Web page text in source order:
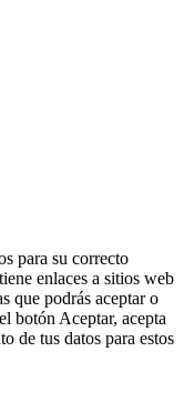
para su correcto
enlaces a sitios web
que podrás aceptar o
botón Aceptar, acepta
de tus datos para estos